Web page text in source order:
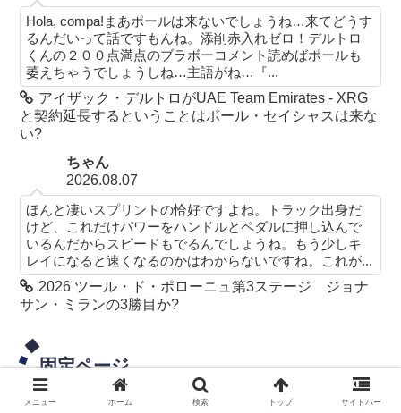
Hola, compa!まあポールは来ないでしょうね…来てどうす
るんだいって話ですもんね。添削赤入れゼロ！デルトロ
くんの２００点満点のブラボーコメント読めばポールも
萎えちゃうでしょうしね…主語がね…『...
アイザック・デルトロがUAE Team Emirates - XRG
と契約延長するということはポール・セイシャスは来な
い?
ちゃん
2026.08.07
ほんと凄いスプリントの恰好ですよね。トラック出身だ
けど、これだけパワーをハンドルとペダルに押し込んで
いるんだからスピードもでるんでしょうね。もう少しキ
レイになると速くなるのかはわからないですね。これが...
2026 ツール・ド・ポローニュ第3ステージ ジョナ
サン・ミランの3勝目か?
固定ページ
メニュー ホーム 検索 トップ サイドバー